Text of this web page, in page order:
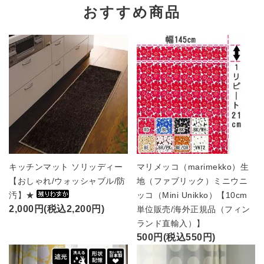
おすすめ商品
キッチンマット ソリッディー
【おしゃれ/ウォッシャブル/防
汚】★
2,000円(税込2,200円)
マリメッコ（marimekko）生
地（ファブリック）ミニウニ
ッコ（Mini Unikko）【10cm
単位販売/海外正規品（フィン
ランド直輸入）】
500円(税込550円)